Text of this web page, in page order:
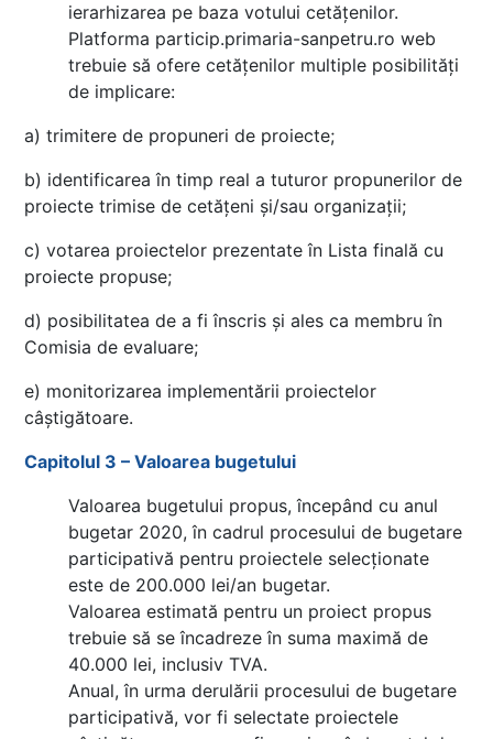
ierarhizarea pe baza votului cetățenilor.
Platforma particip.primaria-sanpetru.ro web
trebuie să ofere cetățenilor multiple posibilități
de implicare:
a) trimitere de propuneri de proiecte;
b) identificarea în timp real a tuturor propunerilor de
proiecte trimise de cetățeni și/sau organizații;
c) votarea proiectelor prezentate în Lista finală cu
proiecte propuse;
d) posibilitatea de a fi înscris și ales ca membru în
Comisia de evaluare;
e) monitorizarea implementării proiectelor
câștigătoare.
Capitolul 3 – Valoarea bugetului
Valoarea bugetului propus, începând cu anul
bugetar 2020, în cadrul procesului de bugetare
participativă pentru proiectele selecționate
este de 200.000 lei/an bugetar.
Valoarea estimată pentru un proiect propus
trebuie să se încadreze în suma maximă de
40.000 lei, inclusiv TVA.
Anual, în urma derulării procesului de bugetare
participativă, vor fi selectate proiectele